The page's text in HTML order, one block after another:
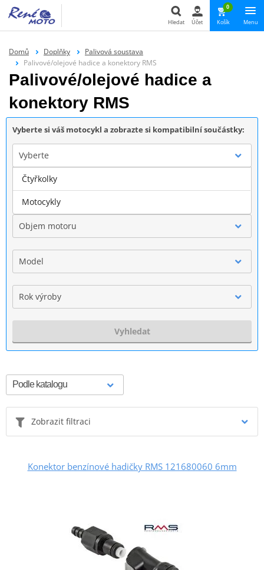
Hledat Účet
0
Košík Menu
Domů Doplňky
Palivová soustava
Palivové/olejové hadice a konektory RMS
Palivové/olejové hadice a
konektory RMS
Vyberte si váš motocykl a zobrazte si kompatibilní součástky:
Vyberte
Značka
Objem motoru
Model
Rok výroby
Vyhledat
Zobrazit filtraci
Konektor benzínové hadičky RMS 121680060 6mm
Čtyřkolky
Motocykly